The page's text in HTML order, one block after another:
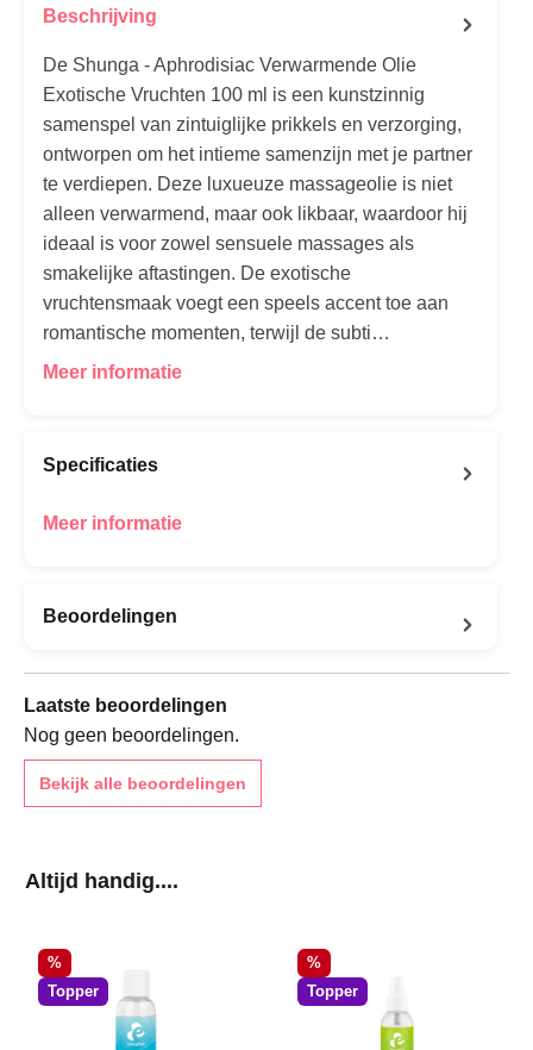
Beschrijving
De Shunga - Aphrodisiac Verwarmende Olie
Exotische Vruchten 100 ml is een kunstzinnig
samenspel van zintuiglijke prikkels en verzorging,
ontworpen om het intieme samenzijn met je partner
te verdiepen. Deze luxueuze massageolie is niet
alleen verwarmend, maar ook likbaar, waardoor hij
ideaal is voor zowel sensuele massages als
smakelijke aftastingen. De exotische
vruchtensmaak voegt een speels accent toe aan
romantische momenten, terwijl de subti…
Meer informatie
Specificaties
Meer informatie
Beoordelingen
Laatste beoordelingen
Nog geen beoordelingen.
Bekijk alle beoordelingen
Productgalerij overslaan
Altijd handig....
Korting
%
Topper
Korting
%
Topper